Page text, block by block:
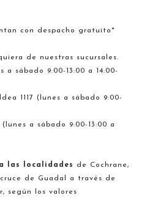
con despacho gratuito*
de nuestras sucursales.
sábado 9:00-13:00 a 14:00-
1117 (lunes a sábado 9:00-
a sábado 9:00-13:00 a
las localidades de Cochrane,
de Guadal a través de
según los valores